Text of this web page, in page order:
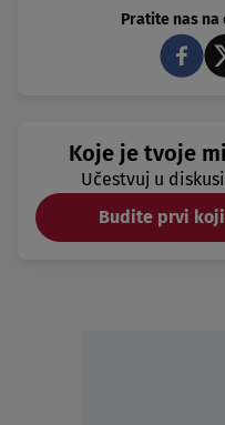
Pratite nas na
Koje je tvoje
Učestvuj u
Budite prvi